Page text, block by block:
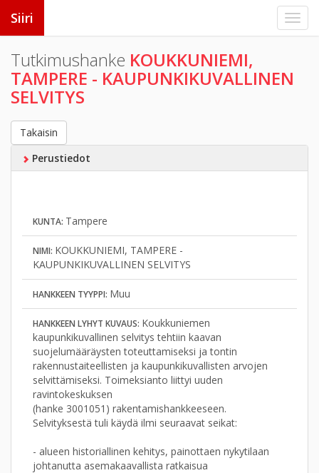
Siiri
Tutkimushanke KOUKKUNIEMI,
TAMPERE - KAUPUNKIKUVALLINEN
SELVITYS
Takaisin
Perustiedot
KUNTA: Tampere
NIMI: KOUKKUNIEMI, TAMPERE -
KAUPUNKIKUVALLINEN SELVITYS
HANKKEEN TYYPPI: Muu
HANKKEEN LYHYT KUVAUS: Koukkuniemen
kaupunkikuvallinen selvitys tehtiin kaavan
suojelumääräysten toteuttamiseksi ja tontin
rakennustaiteellisten ja kaupunkikuvallisten arvojen
selvittämiseksi. Toimeksianto liittyi uuden
ravintokeskuksen
(hanke 3001051) rakentamishankkeeseen.
Selvityksestä tuli käydä ilmi seuraavat seikat:
- alueen historiallinen kehitys, painottaen nykytilaan
johtanutta asemakaavallista ratkaisua